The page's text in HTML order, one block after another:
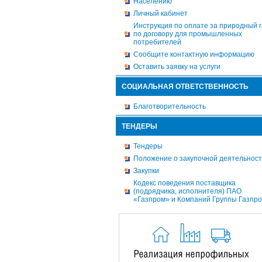
Личный кабинет
Инструкция по оплате за природный
по договору для промышленных
потребителей
Сообщите контактную информацию
Оставить заявку на услуги
СОЦИАЛЬНАЯ ОТВЕТСТВЕННОСТЬ
Благотворительность
ТЕНДЕРЫ
Тендеры
Положение о закупочной
Закупки
Кодекс поведения поставщика
(подрядчика, исполнителя) ПАО
«Газпром» и Компаний Группы